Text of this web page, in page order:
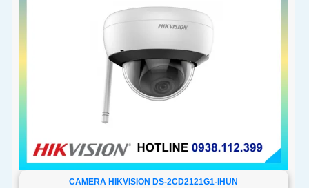
CAMERA HIKVISION DS-2CD2121G1-IHUN